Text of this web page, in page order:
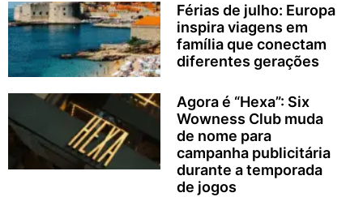
Férias de julho: Europa
inspira viagens em
família que conectam
diferentes gerações
Agora é “Hexa”: Six
Wowness Club muda
de nome para
campanha publicitária
durante a temporada
de jogos